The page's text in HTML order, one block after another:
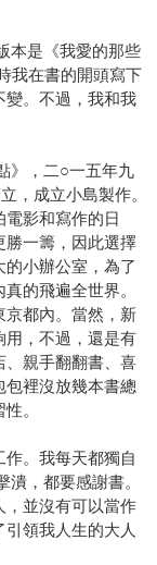
本是《我愛的那些
我在書的開頭寫下
變。不過，我和我
》，二○一五年九
，成立小島製作。
影和寫作的日
勝一籌，因此選擇
小辦公室，為了
的飛遍全世界。
京都內。當然，新
用，不過，還是有
、親手翻翻書、喜
裡沒放幾本書總
。
。我每天都獨自
，都要感謝書。
，並沒有可以當作
領我人生的大人